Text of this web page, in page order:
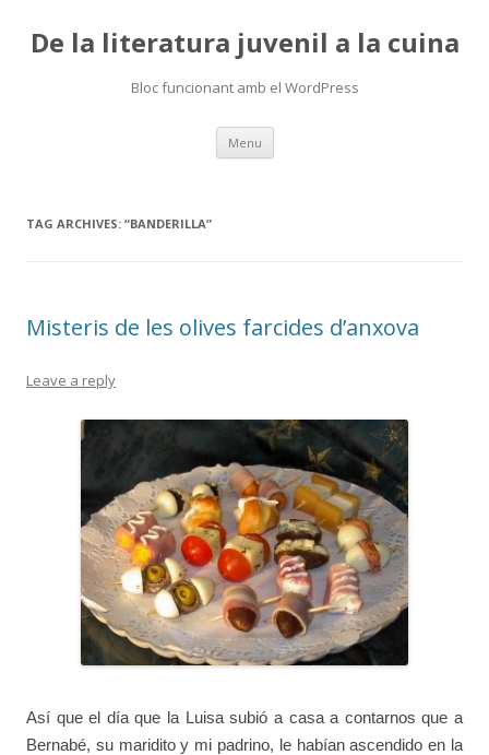
De la literatura juvenil a la cuina
Bloc funcionant amb el WordPress
Menu Skip
content
TAG ARCHIVES: “BANDERILLA”
Misteris de les olives farcides d’anxova
Leave a reply
Así que el día que la Luisa subió a casa a contarnos que a
Bernabé, su maridito y mi padrino, le habían ascendido en la